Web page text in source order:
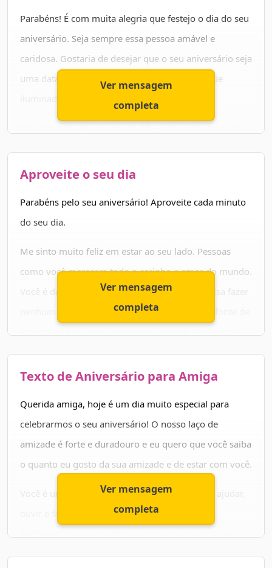
Parabéns pelo seu dia!
Parabéns! É com muita alegria que festejo o dia do seu
aniversário. Seja sempre essa pessoa amável e
caridosa. Gostaria de desejar que o seu aniversário seja
uma data inesquecível e que o seu coração fique
iluminado de amor e felicidade.
sua alegria continue contagiando todos à sua volta. E
Desejo nada menos que o melhor para você. Parabéns
Ver mensagem
completa
Aproveite o seu dia
Parabéns pelo seu aniversário! Aproveite cada minuto
do seu dia.
Me sinto muito feliz em estar ao seu lado. Pessoas
como você merecem todo o carinho e amor do mundo.
Você é daquelas pessoas que a gente não precisa fazer
nenhum esforço para gostar e é também uma fonte de
garra, corre atrás do que deseja e não se deixa abater
pelos obstáculos.
Obrigado por ser um exemplo para todos, e por ser
uma pessoa tão autêntica e transparente!
Feliz aniversário! Desejo muita saúde e paz em sua
vida.
Ver mensagem
completa
Texto de Aniversário para Amiga
Querida amiga, hoje é um dia muito especial para
celebrarmos o seu aniversário! O nosso laço de
amizade é forte e duradouro e eu quero que você saiba
o quanto eu gosto da sua amizade e de estar com você.
Você é uma pessoa incrível, sempre disposta a ajudar,
ouvir e fazer rir. Sua presença em minha vida é
amiga tão querida e especial.
Ver mensagem
completa